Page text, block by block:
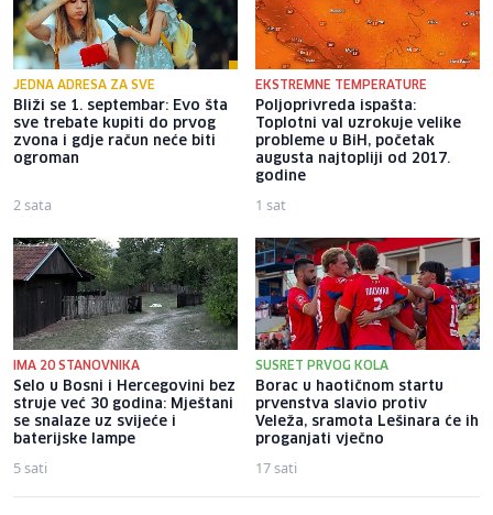
JEDNA ADRESA ZA SVE
Bliži se 1. septembar: Evo šta
sve trebate kupiti do prvog
zvona i gdje račun neće biti
ogroman
2 sata
EKSTREMNE TEMPERATURE
Poljoprivreda ispašta:
Toplotni val uzrokuje velike
probleme u BiH, početak
augusta najtopliji od 2017.
godine
1 sat
IMA 20 STANOVNIKA
Selo u Bosni i Hercegovini bez
struje već 30 godina: Mještani
se snalaze uz svijeće i
baterijske lampe
5 sati
SUSRET PRVOG KOLA
Borac u haotičnom startu
prvenstva slavio protiv
Veleža, sramota Lešinara će ih
proganjati vječno
17 sati